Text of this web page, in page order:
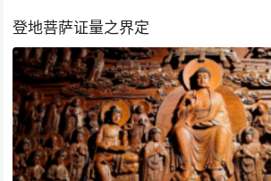
登地菩萨证量之界定